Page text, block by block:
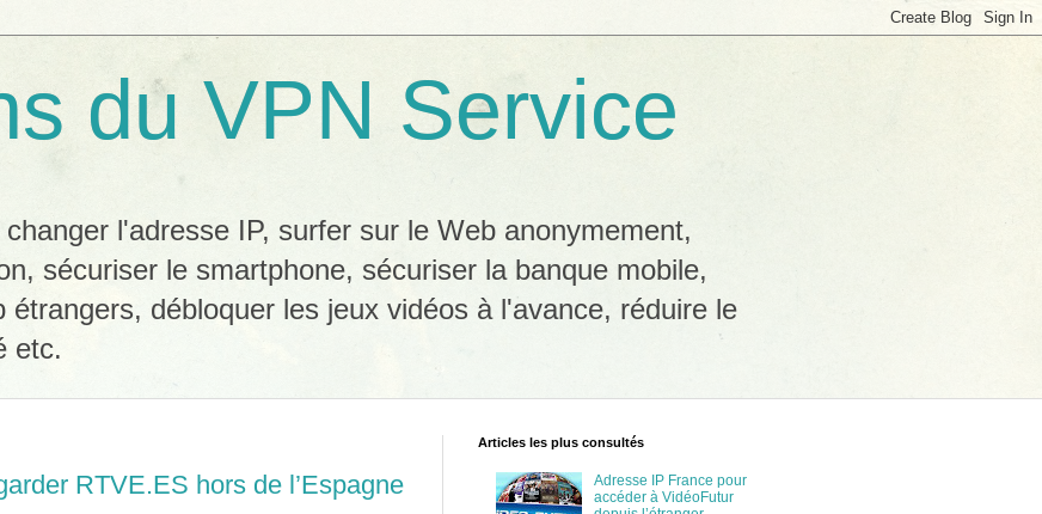
du VPN Service
l'adresse IP, surfer sur le Web anonymement,
sécuriser le smartphone, sécuriser la banque mobile,
étrangers, débloquer les jeux vidéos à l'avance, réduire le
etc.
RTVE.ES hors de l’Espagne
Articles les plus consultés
Adresse IP France pour
accéder à VidéoFutur